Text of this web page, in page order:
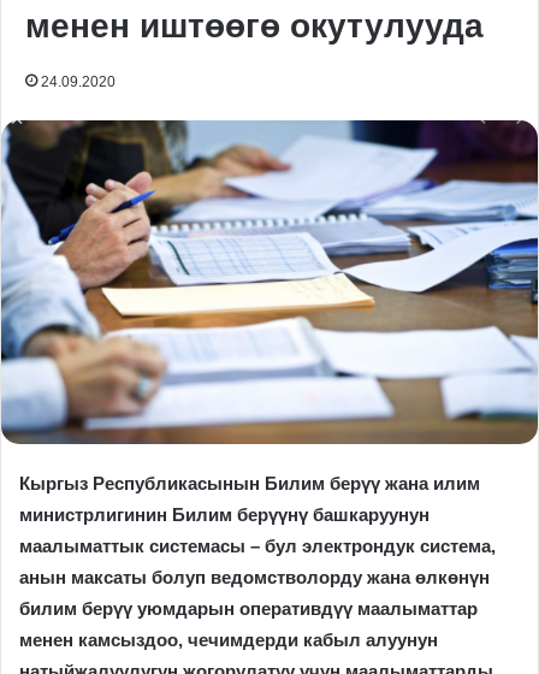
менен иштөөгө окутулууда
24.09.2020
Кыргыз Республикасынын Билим берүү жана илим
министрлигинин Билим берүүнү башкаруунун
маалыматтык системасы – бул электрондук система,
анын максаты болуп ведомстволорду жана өлкөнүн
билим берүү уюмдарын оперативдүү маалыматтар
менен камсыздоо, чечимдерди кабыл алуунун